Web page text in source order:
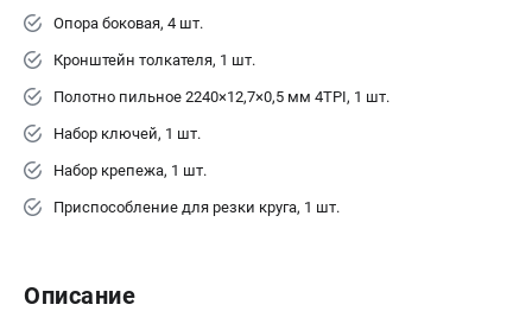
Опора боковая, 4 шт.
Кронштейн толкателя, 1 шт.
Полотно пильное 2240×12,7×0,5 мм 4TPI, 1 шт.
Набор ключей, 1 шт.
Набор крепежа, 1 шт.
Приспособление для резки круга, 1 шт.
Описание